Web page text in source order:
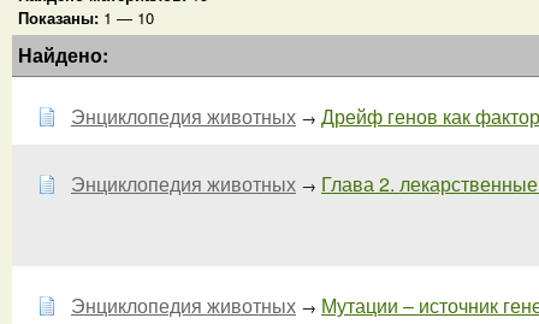
Показаны: 1 — 10
Найдено:
Энциклопедия животных → Дрейф генов как
Энциклопедия животных → Глава 2.
Энциклопедия животных → Мутации – источник